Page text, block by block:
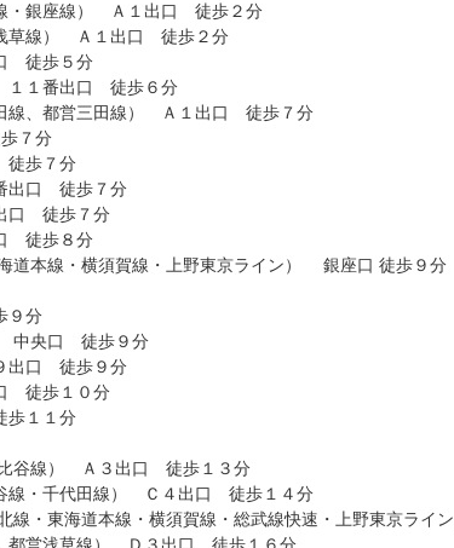
・銀座線） Ａ１出口 徒歩２分
草線） Ａ１出口 徒歩２分
徒歩５分
１１番出口 徒歩６分
線、都営三田線） Ａ１出口 徒歩７分
７分
徒歩７分
出口 徒歩７分
口 徒歩７分
徒歩８分
新橋駅（ＪＲ 山手線・京浜東北線・東海道本線・横須賀線・上野東京ライン） 銀座口 徒歩９分
９分
中央口 徒歩９分
出口 徒歩９分
徒歩１０分
１１分
比谷線） Ａ３出口 徒歩１３分
線・千代田線） Ｃ４出口 徒歩１４分
線・東海道本線・横須賀線・総武線快速・上野東京ラ